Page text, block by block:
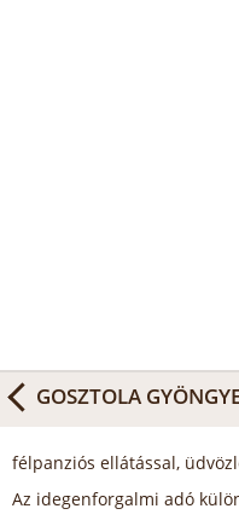
GOSZTOLA
félpanziós ellátással,
Az idegenforgalmi adó